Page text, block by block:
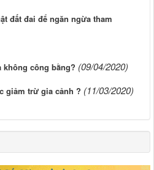
đất đai để ngăn ngừa tham
công bằng? (09/04/2020)
giảm trừ gia cảnh ? (11/03/2020)